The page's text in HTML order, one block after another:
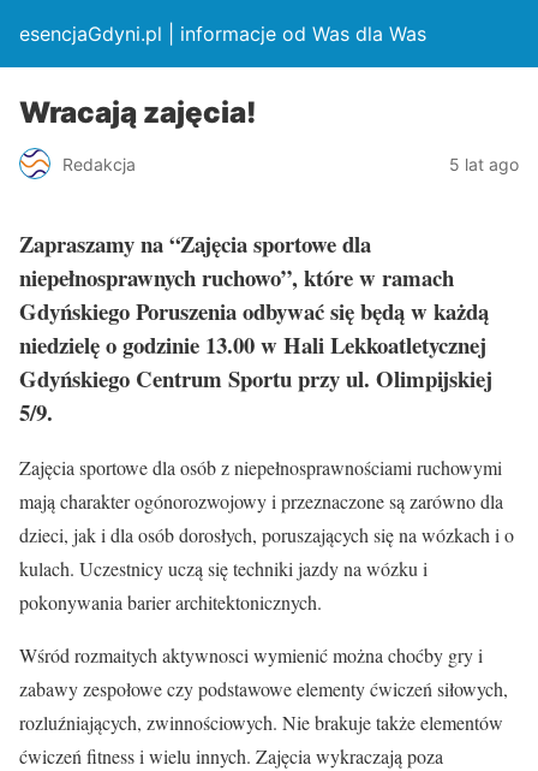
esencjaGdyni.pl | informacje od Was dla Was
Wracają zajęcia!
Redakcja 5 lat ago
Zapraszamy na “Zajęcia sportowe dla
niepełnosprawnych ruchowo”, które w ramach
Gdyńskiego Poruszenia odbywać się będą w każdą
niedzielę o godzinie 13.00 w Hali Lekkoatletycznej
Gdyńskiego Centrum Sportu przy ul. Olimpijskiej
5/9.
Zajęcia sportowe dla osób z niepełnosprawnościami ruchowymi
mają charakter ogónorozwojowy i przeznaczone są zarówno dla
dzieci, jak i dla osób dorosłych, poruszających się na wózkach i o
kulach. Uczestnicy uczą się techniki jazdy na wózku i
pokonywania barier architektonicznych.
Wśród rozmaitych aktywnosci wymienić można choćby gry i
zabawy zespołowe czy podstawowe elementy ćwiczeń siłowych,
rozluźniających, zwinnościowych. Nie brakuje także elementów
ćwiczeń fitness i wielu innych. Zajęcia wykraczają poza